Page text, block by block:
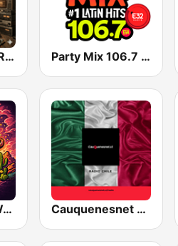
EL BAUL WEB RADIO Party Mix 106.7 FM Mexicali
La Venenosa Web Radio Cauquenesnet CLTOMEX